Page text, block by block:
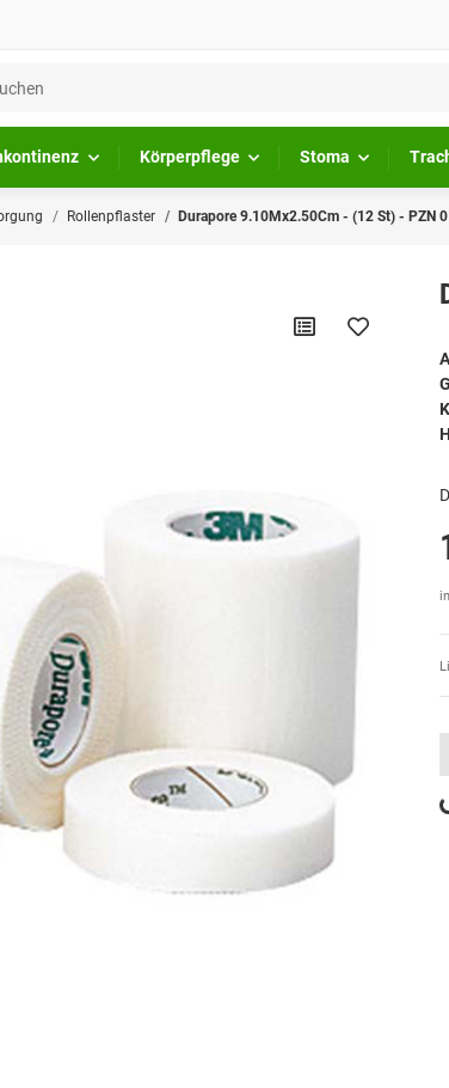
Körperpflege Stoma
Rollenpflaster Durapore 9.10Mx2.50Cm - (12 St) - PZN